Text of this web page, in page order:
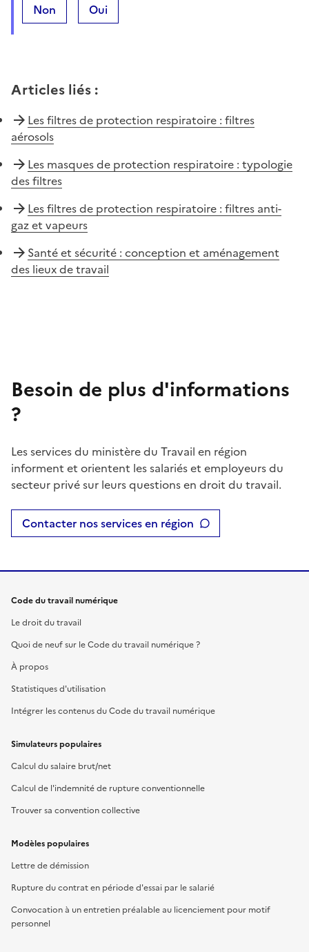
Non Oui
Articles liés :
Les filtres de protection respiratoire : filtres
aérosols
Les masques de protection respiratoire : typologie
des filtres
Les filtres de protection respiratoire : filtres anti-
gaz et vapeurs
Santé et sécurité : conception et aménagement
des lieux de travail
Besoin de plus d'informations
?
Les services du ministère du Travail en région
informent et orientent les salariés et employeurs du
secteur privé sur leurs questions en droit du travail.
Contacter nos services en région
Code du travail numérique
Le droit du travail
Quoi de neuf sur le Code du travail numérique ?
À propos
Statistiques d'utilisation
Intégrer les contenus du Code du travail numérique
Simulateurs populaires
Calcul du salaire brut/net
Calcul de l'indemnité de rupture conventionnelle
Trouver sa convention collective
Modèles populaires
Lettre de démission
Rupture du contrat en période d'essai par le salarié
Convocation à un entretien préalable au licenciement pour motif
personnel